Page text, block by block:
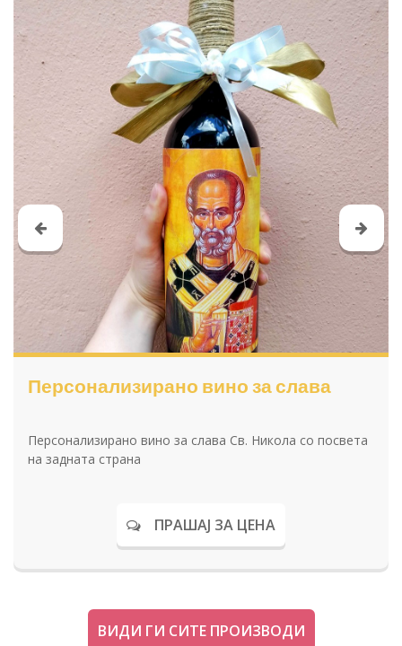
Персонализирано вино за слава
Персонализирано вино за слава Св. Архангел Михаил
со посвета на задната страна
ПРАШАЈ ЗА ЦЕНА
ВИДИ ГИ СИТЕ ПРОИЗВОДИ